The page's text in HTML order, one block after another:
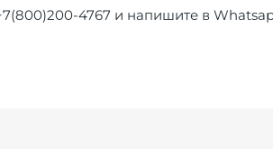
4767 и напишите в